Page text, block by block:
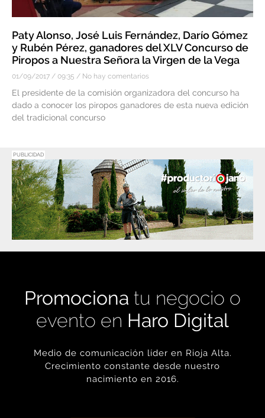
Paty Alonso, José Luis Fernández, Darío Gómez
y Rubén Pérez, ganadores del XLV Concurso de
Piropos a Nuestra Señora la Virgen de la Vega
01/09/2017 09:35 No hay comentarios
El presidente de la comisión organizadora del concurso ha
dado a conocer los piropos ganadores de esta nueva edición
del tradicional concurso
PUBLICIDAD
Promociona tu negocio o
evento en Haro Digital
Medio de comunicación líder en Rioja Alta.
Crecimiento constante desde nuestro
nacimiento en 2016.